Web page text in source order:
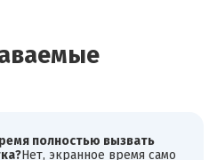
полностью вызвать
Нет, экранное время само